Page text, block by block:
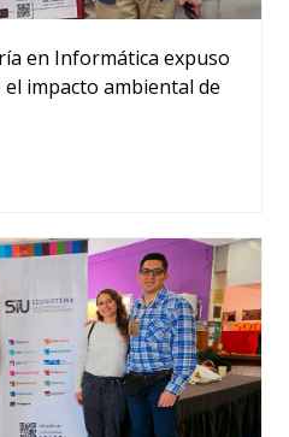
en Informática expuso
impacto ambiental de